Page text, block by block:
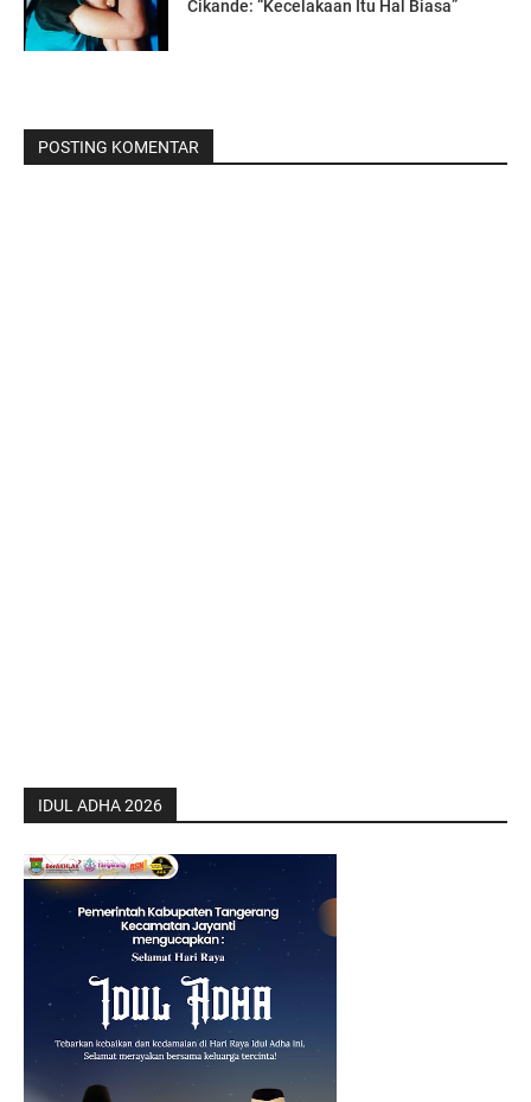
Cikande: “Kecelakaan Itu Hal Biasa”
POSTING KOMENTAR
IDUL ADHA 2026